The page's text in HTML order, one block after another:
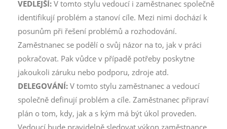
VEDLEJŠÍ: V tomto stylu vedoucí i zaměstnanec společně
identifikují problém a stanoví cíle. Mezi nimi dochází k
posunům při řešení problémů a rozhodování.
Zaměstnanec se podělí o svůj názor na to, jak v práci
pokračovat. Pak vůdce v případě potřeby poskytne
jakoukoli záruku nebo podporu, zdroje atd.
DELEGOVÁNÍ: V tomto stylu zaměstnanec a vedoucí
společně definují problém a cíle. Zaměstnanec připraví
plán o tom, kdy, jak a s kým má být úkol proveden.